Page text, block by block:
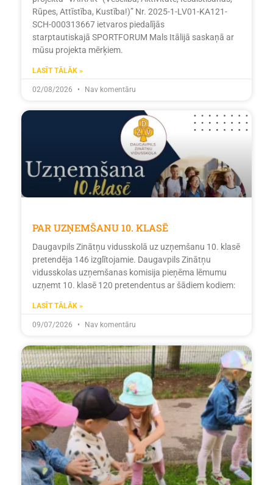
Rūpes, Attīstība, Kustība!)” Nr. 2025-1-LV01-KA121-
SCH-000313667 ietvaros piedalījās
starptautiskajā SPORTFORUM Mals Itālijā saskaņā ar
mūsu projekta mērķiem.
LASĪT TĀLĀK »
02/08/2026 Nav komentāru
PAR UZŅEMŠANU 10. KLASĒ
Daugavpils Zinātņu vidusskolā uz uzņemšanu 10. klasē
pretendēja 146 izglītojamie. Daugavpils Zinātņu
vidusskolas uzņemšanas komisija pieņēma lēmumu
uzņemt 10. klasē 120 pretendentus ar šādiem kodiem:
LASĪT TĀLĀK »
09/07/2026 Nav komentāru